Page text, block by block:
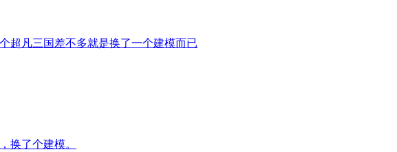
超凡三国差不多就是换了一个建模而已
换了个建模。